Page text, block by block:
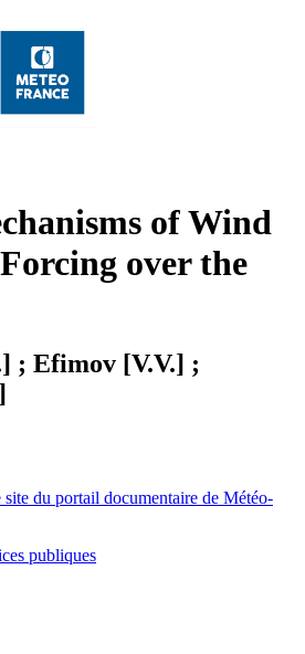
of Wind
over the
; Efimov [V.V.] ;
du portail documentaire de Météo-
publiques